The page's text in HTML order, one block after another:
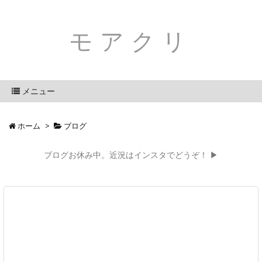
モアクリ
メニュー
ホーム > ブログ
ブログお休み中。近況はインスタでどうぞ！ ▶